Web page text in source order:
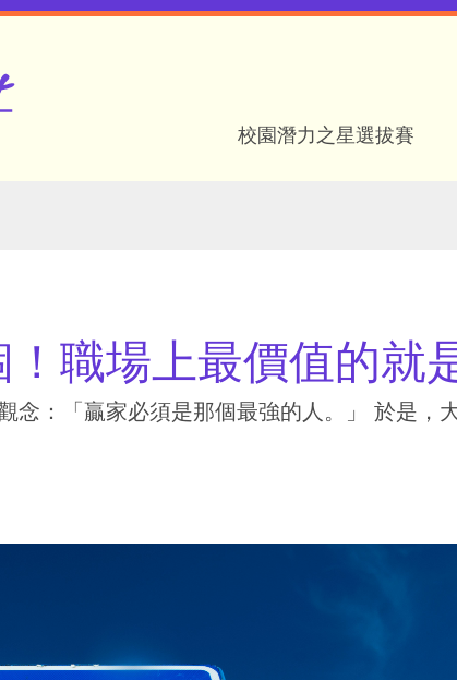
校園潛力之星選拔賽
職場上最價值的就
念：「贏家必須是那個最強的人。」 於是，